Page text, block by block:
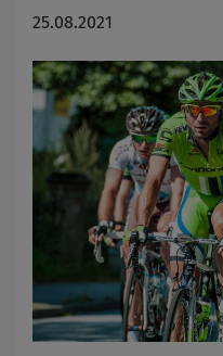
25.08.2021